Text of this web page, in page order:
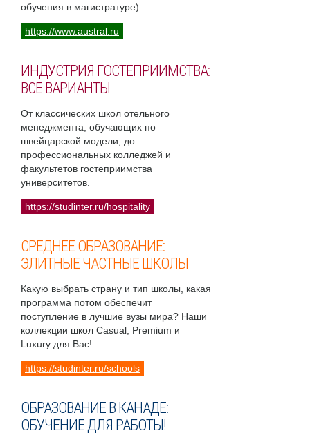
обучения в магистратуре).
https://www.austral.ru
ИНДУСТРИЯ ГОСТЕПРИИМСТВА:
ВСЕ ВАРИАНТЫ
От классических школ отельного
менеджмента, обучающих по
швейцарской модели, до
профессиональных колледжей и
факультетов гостеприимства
университетов.
https://studinter.ru/hospitality
СРЕДНЕЕ ОБРАЗОВАНИЕ:
ЭЛИТНЫЕ ЧАСТНЫЕ ШКОЛЫ
Какую выбрать страну и тип школы, какая
программа потом обеспечит
поступление в лучшие вузы мира? Наши
коллекции школ Casual, Premium и
Luxury для Вас!
https://studinter.ru/schools
ОБРАЗОВАНИЕ В КАНАДЕ:
ОБУЧЕНИЕ ДЛЯ РАБОТЫ!